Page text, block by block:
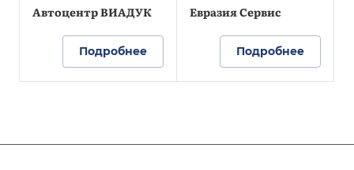
Автоцентр ВИАДУК
Подробнее
Евразия Сервис
Подробнее